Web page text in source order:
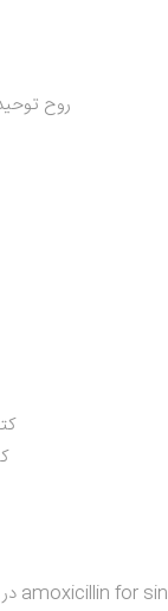
روح
amoxicillin for در